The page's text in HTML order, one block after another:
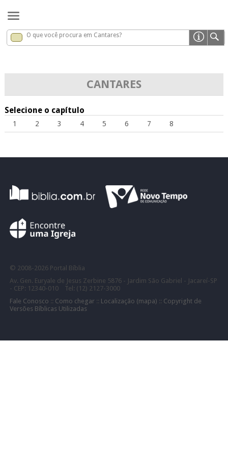
Cantares x
O que você procura em Cantares?
CANTARES
Selecione o capítulo
1 2 3 4 5 6 7 8
© 2008- 2026 Portal Bíblia
Av. Gen. Euryale de Jesus Zerbine 5876 - Jardim São Gabriel - Jacareí-SP
- CEP: 12340-010 Tel: (12) 2127-3000
Fale Conosco :: Como chegar:: Localização (mapa) :: Copyright de
Versões Bíblicas Utilizadas